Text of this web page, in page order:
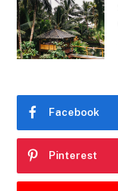
Facebook
Pinterest